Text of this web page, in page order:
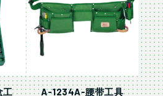
工
A-1234A-腰带工具